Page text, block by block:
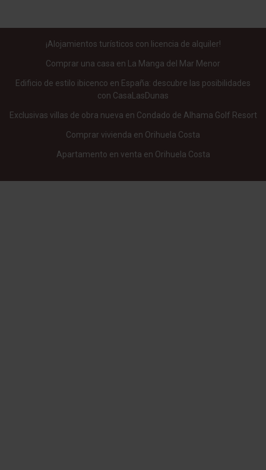
¡Alojamientos turísticos con licencia de alquiler!
Comprar una casa en La Manga del Mar Menor
Edificio de estilo ibicenco en España: descubre las posibilidades
con CasaLasDunas
Exclusivas villas de obra nueva en Condado de Alhama Golf Resort
Comprar vivienda en Orihuela Costa
Apartamento en venta en Orihuela Costa